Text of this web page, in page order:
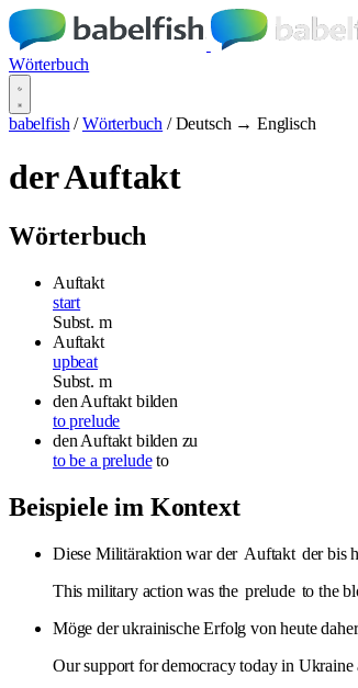
Wörterbuch
babelfish / Wörterbuch / Deutsch → Englisch
der Auftakt
Wörterbuch
Auftakt
start
Subst. m
Auftakt
upbeat
Subst. m
den Auftakt bilden
to prelude
den Auftakt bilden zu
to be a prelude to
Beispiele im Kontext
Diese Militäraktion war der Auftakt der bis
This military action was the prelude to the
Möge der ukrainische Erfolg von heute
Our support for democracy today in Ukraine